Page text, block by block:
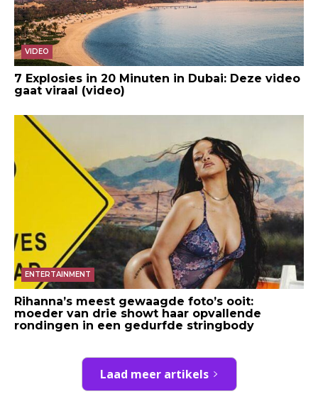
VIDEO
7 Explosies in 20 Minuten in Dubai: Deze video
gaat viraal (video)
ENTERTAINMENT
Rihanna’s meest gewaagde foto’s ooit:
moeder van drie showt haar opvallende
rondingen in een gedurfde stringbody
Laad meer artikels